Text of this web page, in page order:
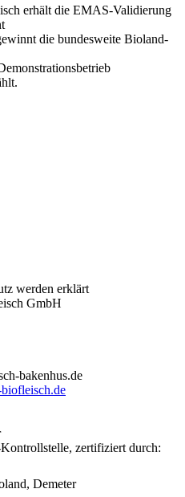
erhält die EMAS-Validierung
die bundesweite Bioland-
werden erklärt
GmbH
bakenhus.de
zertifiziert durch:
Demeter